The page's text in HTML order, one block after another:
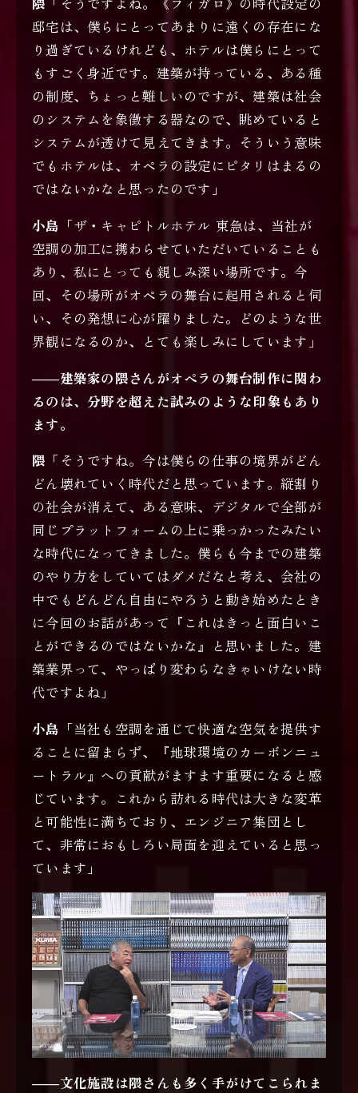
邸宅は、僕らにとってあまりに遠くの存在にな
り過ぎているけれども、ホテルは僕らにとって
もすごく身近です。建築が持っている、ある種
の制度、ちょっと難しいのですが、建築は社会
のシステムを象徴する器なので、眺めていると
システムが透けて見えてきます。そういう意味
でもホテルは、オペラの設定にピタリはまるの
ではないかなと思ったのです」
小島 「ザ・キャピトルホテル 東急は、当社が
空調の加工に携わらせていただいていることも
あり、私にとっても親しみ深い場所です。今
回、その場所がオペラの舞台に起用されると伺
い、その発想に心が躍りました。どのような世
界観になるのか、とても楽しみにしています」
――建築家の隈さんがオペラの舞台制作に関わ
るのは、分野を超えた試みのような印象もあり
ます。
隈 「そうですね。今は僕らの仕事の境界がどん
どん壊れていく時代だと思っています。縦割り
の社会が消えて、ある意味、デジタルで全部が
同じプラットフォームの上に乗っかったみたい
な時代になってきました。僕らも今までの建築
のやり方をしていてはダメだなと考え、会社の
中でもどんどん自由にやろうと動き始めたとき
に今回のお話があって『これはきっと面白いこ
とができるのではないかな』と思いました。建
築業界って、やっぱり変わらなきゃいけない時
代ですよね」
小島 「当社も空調を通じて快適な空気を提供す
ることに留まらず、『地球環境のカーボンニュ
ートラル』への貢献がますます重要になると感
じています。これから訪れる時代は大きな変革
と可能性に満ちており、エンジニア集団とし
て、非常におもしろい局面を迎えていると思っ
ています」
――文化施設は隈さんも多く手がけてこられま